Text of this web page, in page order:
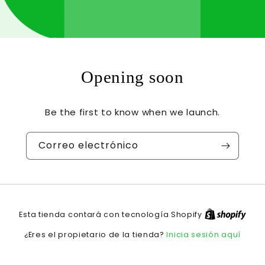
Opening soon
Be the first to know when we launch.
Correo electrónico
Esta tienda contará con tecnología Shopify
¿Eres el propietario de la tienda?Inicia sesión aquí